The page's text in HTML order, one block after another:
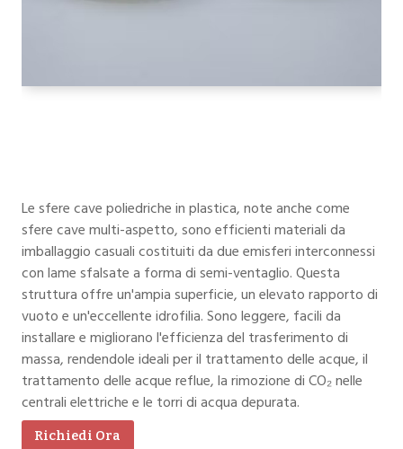
Le sfere cave poliedriche in plastica, note anche come
sfere cave multi-aspetto, sono efficienti materiali da
imballaggio casuali costituiti da due emisferi interconnessi
con lame sfalsate a forma di semi-ventaglio. Questa
struttura offre un'ampia superficie, un elevato rapporto di
vuoto e un'eccellente idrofilia. Sono leggere, facili da
installare e migliorano l'efficienza del trasferimento di
massa, rendendole ideali per il trattamento delle acque, il
trattamento delle acque reflue, la rimozione di CO₂ nelle
centrali elettriche e le torri di acqua depurata.
Richiedi Ora